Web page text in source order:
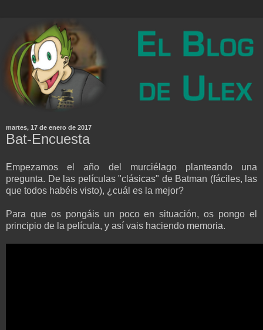
martes, 17 de enero de 2017
Bat-Encuesta
Empezamos el año del murciélago planteando una
pregunta. De las películas "clásicas" de Batman (fáciles, las
que todos habéis visto), ¿cuál es la mejor?
Para que os pongáis un poco en situación, os pongo el
principio de la película, y así vais haciendo memoria.